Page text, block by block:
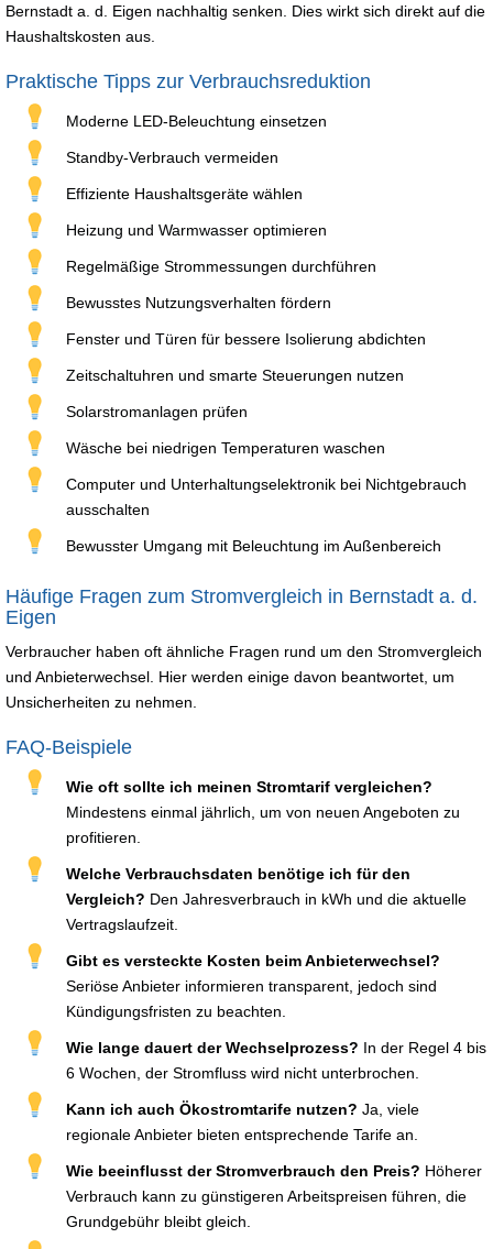
Bernstadt a. d. Eigen nachhaltig senken. Dies wirkt sich direkt auf die
Haushaltskosten aus.
Praktische Tipps zur Verbrauchsreduktion
Moderne LED-Beleuchtung einsetzen
Standby-Verbrauch vermeiden
Effiziente Haushaltsgeräte wählen
Heizung und Warmwasser optimieren
Regelmäßige Strommessungen durchführen
Bewusstes Nutzungsverhalten fördern
Fenster und Türen für bessere Isolierung abdichten
Zeitschaltuhren und smarte Steuerungen nutzen
Solarstromanlagen prüfen
Wäsche bei niedrigen Temperaturen waschen
Computer und Unterhaltungselektronik bei Nichtgebrauch
ausschalten
Bewusster Umgang mit Beleuchtung im Außenbereich
Häufige Fragen zum Stromvergleich in Bernstadt a. d.
Eigen
Verbraucher haben oft ähnliche Fragen rund um den Stromvergleich
und Anbieterwechsel. Hier werden einige davon beantwortet, um
Unsicherheiten zu nehmen.
FAQ-Beispiele
Wie oft sollte ich meinen Stromtarif vergleichen?
Mindestens einmal jährlich, um von neuen Angeboten zu
profitieren.
Welche Verbrauchsdaten benötige ich für den
Vergleich? Den Jahresverbrauch in kWh und die aktuelle
Vertragslaufzeit.
Gibt es versteckte Kosten beim Anbieterwechsel?
Seriöse Anbieter informieren transparent, jedoch sind
Kündigungsfristen zu beachten.
Wie lange dauert der Wechselprozess? In der Regel 4 bis
6 Wochen, der Stromfluss wird nicht unterbrochen.
Kann ich auch Ökostromtarife nutzen? Ja, viele
regionale Anbieter bieten entsprechende Tarife an.
Wie beeinflusst der Stromverbrauch den Preis? Höherer
Verbrauch kann zu günstigeren Arbeitspreisen führen, die
Grundgebühr bleibt gleich.